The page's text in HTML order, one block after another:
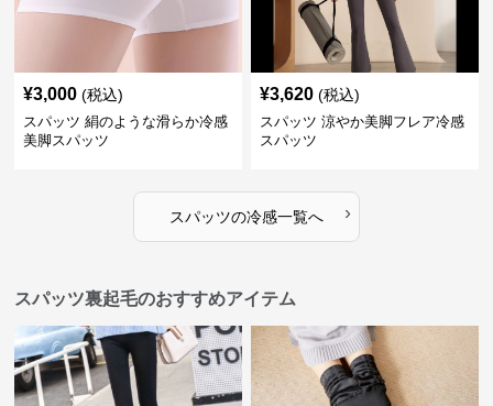
¥3,000 (税込)
スパッツ 絹のような滑らか冷感
美脚スパッツ
¥3,620 (税込)
スパッツ 涼やか美脚フレア冷感
スパッツ
スパッツの冷感一覧へ ›
スパッツ裏起毛のおすすめアイテム